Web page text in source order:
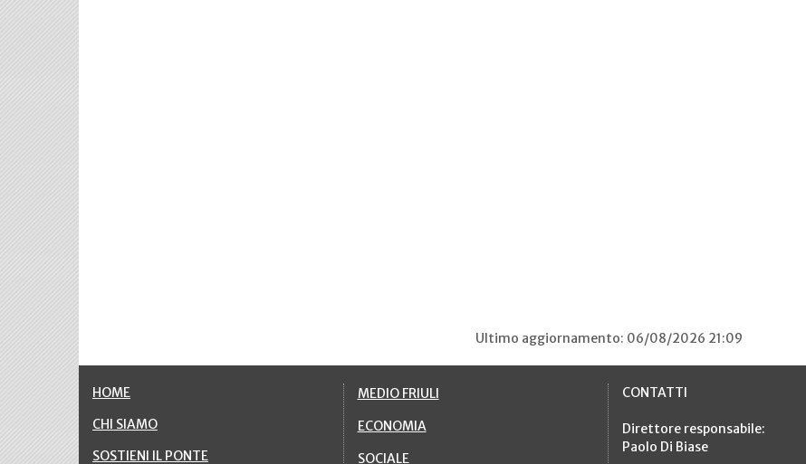
Ultimo aggiornamento: 06/08/2026 21:09
HOME
CHI SIAMO
SOSTIENI IL PONTE
MEDIO FRIULI
ECONOMIA
SOCIALE
CONTATTI
Direttore responsabile:
Paolo Di Biase